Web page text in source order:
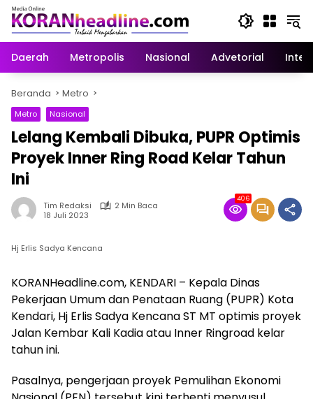
Langsung
konten
Daerah
Metropolis Nasional Advetorial
Beranda Metro
Metro Nasional
Lelang Kembali Dibuka, PUPR Optimis
Proyek Inner Ring Road Kelar Tahun
Ini
Tim Redaksi
2 Min Baca
18 Juli 2023
406
Hj Erlis Sadya Kencana
KORANHeadline.com, KENDARI – Kepala Dinas
Pekerjaan Umum dan Penataan Ruang (PUPR) Kota
Kendari, Hj Erlis Sadya Kencana ST MT optimis proyek
Jalan Kembar Kali Kadia atau Inner Ringroad kelar
tahun ini.
Pasalnya, pengerjaan proyek Pemulihan Ekonomi